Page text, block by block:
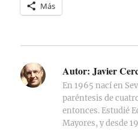
Más
Autor: Javier
En 1965 nací en
paréntesis de
entonces. Estudié
Mayores, y desde